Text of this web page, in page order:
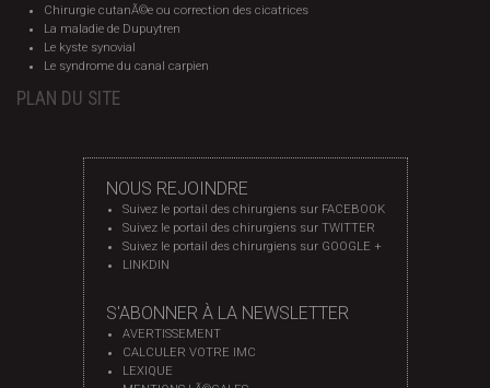
Chirurgie cutanÃ©e ou correction des cicatrices
La maladie de Dupuytren
Le kyste synovial
Le syndrome du canal carpien
PLAN DU SITE
NOUS REJOINDRE
Suivez le portail des chirurgiens sur FACEBOOK
Suivez le portail des chirurgiens sur TWITTER
Suivez le portail des chirurgiens sur GOOGLE +
LINKDIN
S'ABONNER À LA NEWSLETTER
AVERTISSEMENT
CALCULER VOTRE IMC
LEXIQUE